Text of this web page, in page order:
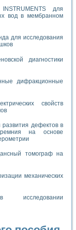
для
вод в мембранном
для исследования
диагностики
дифракционные
свойств
дефектов в
на основе
томограф на
механических